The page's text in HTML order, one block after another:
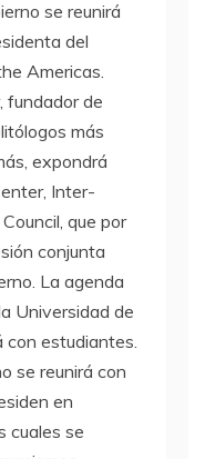
se reunirá
del
Americas.
fundador de
más
expondrá
Inter-
que por
conjunta
La agenda
Universidad de
estudiantes.
se reunirá con
en
cuales se